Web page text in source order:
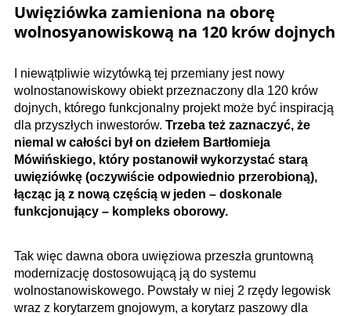
Uwięziówka zamieniona na oborę
wolnosyanowiskową na 120 krów dojnych
I niewątpliwie wizytówką tej przemiany jest nowy
wolnostanowiskowy obiekt przeznaczony dla 120 krów
dojnych, którego funkcjonalny projekt może być inspiracją
dla przyszłych inwestorów. Trzeba też zaznaczyć, że
niemal w całości był on dziełem Bartłomieja
Mówińskiego, który postanowił wykorzystać starą
uwięziówkę (oczywiście odpowiednio przerobioną),
łącząc ją z nową częścią w jeden – doskonale
funkcjonujący – kompleks oborowy.
Tak więc dawna obora uwięziowa przeszła gruntowną
modernizację dostosowującą ją do systemu
wolnostanowiskowego. Powstały w niej 2 rzędy legowisk
wraz z korytarzem gnojowym, a korytarz paszowy dla